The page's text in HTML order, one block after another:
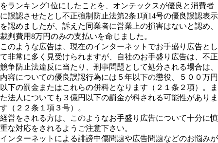
をランキング1位にしたことを、オンテックスが優良と消費者
に誤認させたとし不正強制防止法第2条1項14号の優良誤認表示
を認めましたが、訴えた同業者に営業上の損害はないと認め、
裁判費用8万円のみの支払いを命じました。
このような広告は、現在のインターネットでお手盛り広告とし
て非常に多く見受けられますが、自社のお手盛り広告は、不正
競争防止法違反に当たり、刑事問題として処分される場合は、
内容についての優良誤認行為には５年以下の懲役、５００万円
以下の罰金またはこれらの併科となります（２１条２項）。ま
た法人についても３億円以下の罰金が科される可能性がありま
す（２２条１項３号）。
経営をされる方は、このようなお手盛り広告について十分に慎
重な対応をされるようご注意下さい。
インターネットによる誹謗中傷問題や広告問題などのお悩みが